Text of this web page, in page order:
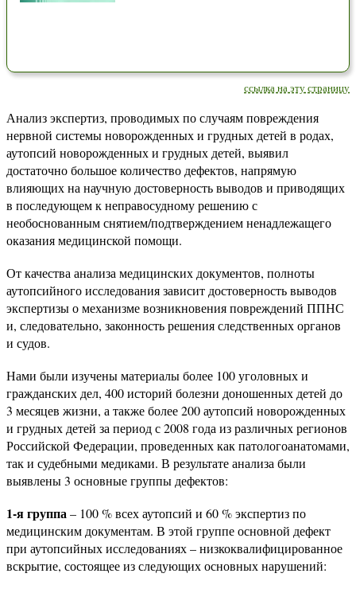
ссылка на эту страницу
Анализ экспертиз, проводимых по случаям повреждения
нервной системы новорожденных и грудных детей в родах,
аутопсий новорожденных и грудных детей, выявил
достаточно большое количество дефектов, напрямую
влияющих на научную достоверность выводов и приводящих
в последующем к неправосудному решению с
необоснованным снятием/подтверждением ненадлежащего
оказания медицинской помощи.
От качества анализа медицинских документов, полноты
аутопсийного исследования зависит достоверность выводов
экспертизы о механизме возникновения повреждений ППНС
и, следовательно, законность решения следственных органов
и судов.
Нами были изучены материалы более 100 уголовных и
гражданских дел, 400 историй болезни доношенных детей до
3 месяцев жизни, а также более 200 аутопсий новорожденных
и грудных детей за период с 2008 года из различных регионов
Российской Федерации, проведенных как патологоанатомами,
так и судебными медиками. В результате анализа были
выявлены 3 основные группы дефектов:
1-я группа– 100 % всех аутопсий и 60 % экспертиз по
медицинским документам. В этой группе основной дефект
при аутопсийных исследованиях – низкоквалифицированное
вскрытие, состоящее из следующих основных нарушений: